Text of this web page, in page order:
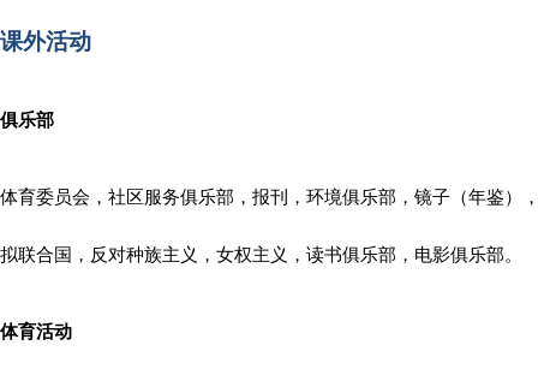
课外活动
俱乐部
体育委员会，社区服务俱乐部，报刊，环境俱乐部，镜子（年鉴）
拟联合国，反对种族主义，女权主义，读书俱乐部，电影俱乐部。
体育活动